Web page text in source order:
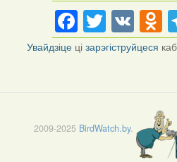
Facebook
Twitter
VK
Увайдзіце цізарэгіструйцеся
2009-2025 BirdWatch.by.